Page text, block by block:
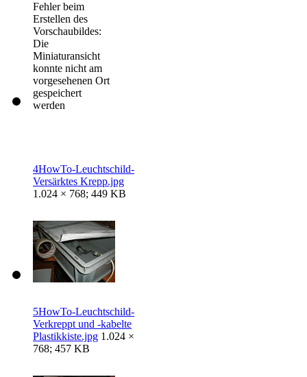
Fehler beim
Erstellen des
Vorschaubildes:
Die
Miniaturansicht
konnte nicht am
vorgesehenen Ort
gespeichert
werden
4HowTo-Leuchtschild-
Versärktes Krepp.jpg
1.024 × 768; 449 KB
5HowTo-Leuchtschild-
Verkreppt und -kabelte
Plastikkiste.jpg 1.024 ×
768; 457 KB